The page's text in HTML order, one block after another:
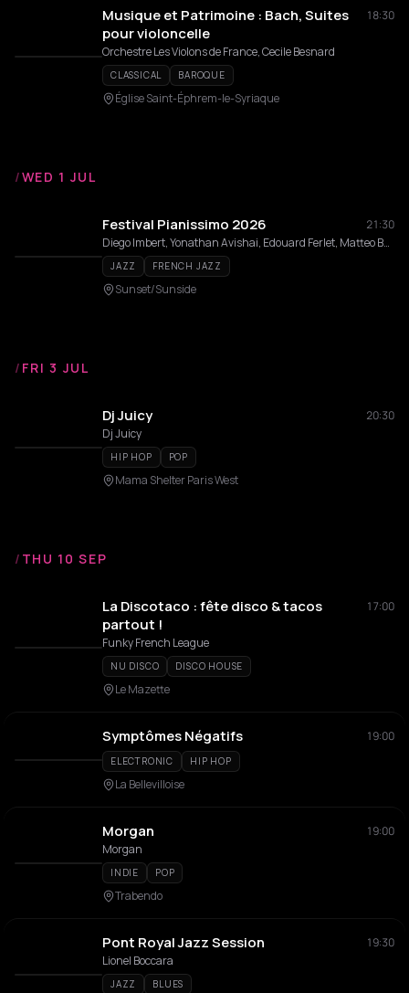
Musique et Patrimoine : Bach, Suites
pour violoncelle
18:30
Orchestre Les Violons de France, Cecile Besnard
CLASSICAL BAROQUE
Église Saint-Éphrem-le-Syriaque
/WED 1 JUL
Festival Pianissimo 2026
21:30
Diego Imbert, Yonathan Avishai, Edouard Ferlet, Matteo Bortone, Laurent De Wilde, Fred Nardin, Marc Copland, Nduduzo Makhathini, Amaury Faye, Alain Jean-Marie, Jean-Pierre Como, Joey Calderazzo, Hernán Jacinto, Florian Pellissier, Orrin Evans, Estelle Perrault, Lucia Cadotsch, Pierre De Bethmann, Samy Thiébault, Jozef Dumoulin, Mat Maneri, Pierre-Alain Goualch, Eric Le Lann, Benoît Delbecq, Etienne Guéreau, Laurent Courthaliac, David El Malek, Rob Clearfield, Roman Babik, Laurent Epstein, Nicola Sergio, Jean-Charles Acquaviva, Grant Stewart Trio, Dexter Goldberg, Xavier Thollard, Yacine Malek Double Trio, Deborah Tanguy, Noé Huchard, Leonardo Montana, Ramona Horvath, Louis Winsberg, Levi Harvey, Michael Weiss, Philippe Zygel, John Lander, Nicolas Signat, Lisa Robert, Inner Space Trio
JAZZ FRENCH JAZZ
Sunset/Sunside
/ FRI 3 JUL
Dj Juicy
20:30
Dj Juicy
HIP HOP POP
Mama Shelter Paris West
/ THU 10 SEP
La Discotaco : fête disco & tacos
partout !
17:00
Funky French League
NU DISCO DISCO HOUSE
Le Mazette
Symptômes Négatifs 19:00
ELECTRONIC HIP HOP
La Bellevilloise
Morgan
19:00
Morgan
INDIE POP
Trabendo
Pont Royal Jazz Session
19:30
Lionel Boccara
JAZZ BLUES